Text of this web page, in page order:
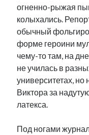
огненно-рыжая
колыхались.
обычный
форме героини
чему-то там, на
не училась в
университетах, но
Виктора за
латекса.
Под ногами